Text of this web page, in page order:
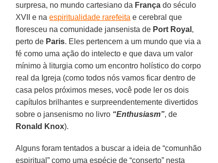
surpresa, no mundo cartesiano da França do século
XVII e naespiritualidade rarefeita e cerebral que
floresceu na comunidade jansenista de Port Royal ,
perto de Paris. Eles pertencem a um mundo que via a
fé como uma ação do intelecto e que dava um valor
mínimo à liturgia como um encontro holístico do corpo
real da Igreja (como todos nós vamos ficar dentro de
casa pelos próximos meses, você pode ler os dois
capítulos brilhantes e surpreendentemente divertidos
sobre o jansenismo no livro “Enthusiasm”, de
Ronald Knox).
Alguns foram tentados a buscar a ideia de “comunhão
espiritual” como uma espécie de “conserto” nesta